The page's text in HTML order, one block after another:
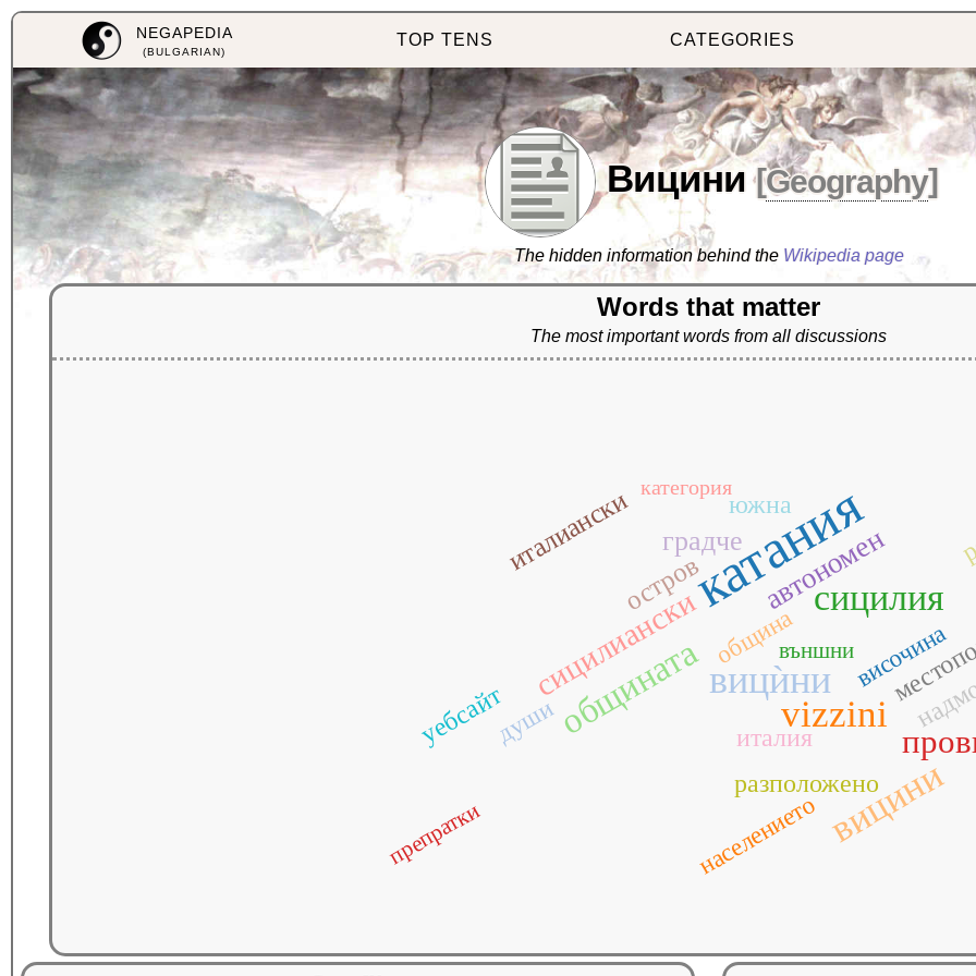
NEGAPEDIA
(BULGARIAN)
TOP TENS CATEGORIES
Вицини [Geography]
The hidden information behind the Wikipedia page
Words that matter
The most important words from all discussions
катания
вицѝни
vizzini
вицини
сицилия
общината
сицилиански
автономен
градче
италиански
остров
италия
разположено
уебсайт
южна
височина
души
населението
общинавъншни
препратки
категория